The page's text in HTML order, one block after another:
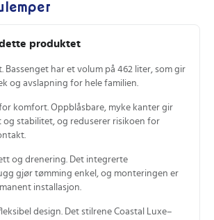
produktet
Bassenget har et volum på 462 liter, som gir
og avslapning for hele familien.
komfort. Oppblåsbare, myke kanter gir
og stabilitet, og reduserer risikoen for
og drenering. Det integrerte
gjør tømming enkel, og monteringen er
installasjon.
design. Det stilrene Coastal Luxe–